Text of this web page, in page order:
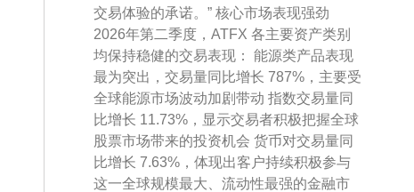
交易体验的承诺。” 核心市场表现强劲
2026年第二季度，ATFX 各主要资产类别
均保持稳健的交易表现： 能源类产品表现
最为突出，交易量同比增长 787%，主要受
全球能源市场波动加剧带动 指数交易量同
比增长 11.73%，显示交易者积极把握全球
股票市场带来的投资机会 货币对交易量同
比增长 7.63%，体现出客户持续积极参与
这一全球规模最大、流动性最强的金融市